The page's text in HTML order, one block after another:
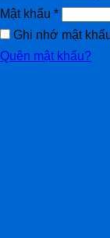
Mật khẩu *
Ghi nhớ mật
Quên mật khẩu?